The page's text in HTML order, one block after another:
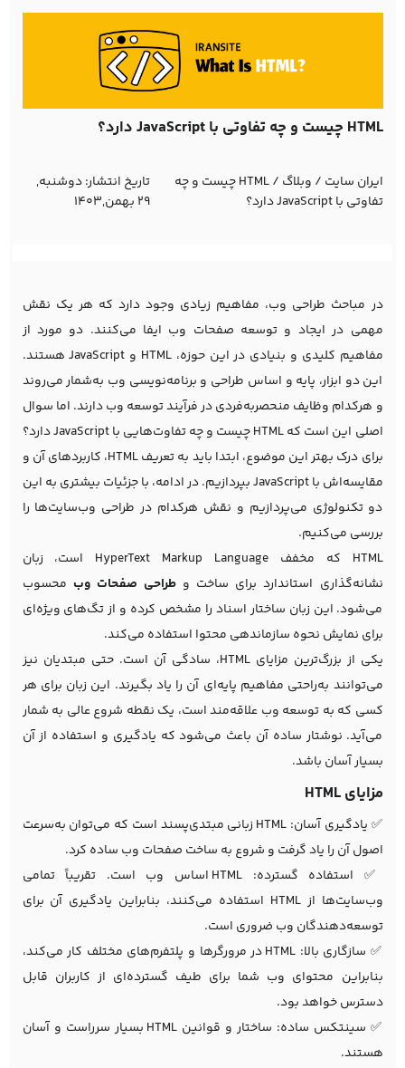
HTML چیست و چه تفاوتی با JavaScript دارد؟
ایران سایت / وبلاگ /
HTML چیست و چه
تفاوتی با JavaScript دارد؟
تاریخ انتشار:دوشنبه,
29 بهمن,1403
در مباحث طراحی وب، مفاهیم زیادی وجود دارد که هر یک نقش
مهمی در ایجاد و توسعه صفحات وب ایفا می‌کنند. دو مورد از
مفاهیم کلیدی و بنیادی در این حوزه، HTML و JavaScript هستند.
این دو ابزار، پایه و اساس طراحی و برنامه‌نویسی وب به‌شمار می‌روند
و هرکدام وظایف منحصربه‌فردی در فرآیند توسعه وب دارند. اما سوال
اصلی این است که HTML چیست و چه تفاوت‌هایی با JavaScript دارد؟
برای درک بهتر این موضوع، ابتدا باید به تعریف HTML، کاربردهای آن و
مقایسه‌اش با JavaScript بپردازیم. در ادامه، با جزئیات بیشتری به این
دو تکنولوژی می‌پردازیم و نقش هرکدام در طراحی وب‌سایت‌ها را
بررسی می‌کنیم.
HTML که مخفف HyperText Markup Language است، زبان
نشانه‌گذاری استاندارد برای ساخت وطراحی صفحات وب محسوب
می‌شود. این زبان ساختار اسناد را مشخص کرده و از تگ‌های ویژه‌ای
برای نمایش نحوه سازماندهی محتوا استفاده می‌کند.
یکی از بزرگ‌ترین مزایای HTML، سادگی آن است. حتی مبتدیان نیز
می‌توانند به‌راحتی مفاهیم پایه‌ای آن را یاد بگیرند. این زبان برای هر
کسی که به توسعه وب علاقه‌مند است، یک نقطه شروع عالی به شمار
می‌آید. نوشتار ساده آن باعث می‌شود که یادگیری و استفاده از آن
بسیار آسان باشد.
مزایای HTML
✅ یادگیری آسان: HTML زبانی مبتدی‌پسند است که می‌توان به‌سرعت
اصول آن را یاد گرفت و شروع به ساخت صفحات وب ساده کرد.
✅ استفاده گسترده: HTML اساس وب است. تقریباً تمامی
وب‌سایت‌ها از HTML استفاده می‌کنند، بنابراین یادگیری آن برای
توسعه‌دهندگان وب ضروری است.
✅ سازگاری بالا: HTML در مرورگرها و پلتفرم‌های مختلف کار می‌کند،
بنابراین محتوای وب شما برای طیف گسترده‌ای از کاربران قابل
دسترس خواهد بود.
✅ سینتکس ساده: ساختار و قوانین HTML بسیار سرراست و آسان
هستند.